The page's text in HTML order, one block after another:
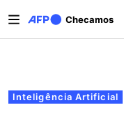
Checamos
Abas primárias
Inteligência Artificial